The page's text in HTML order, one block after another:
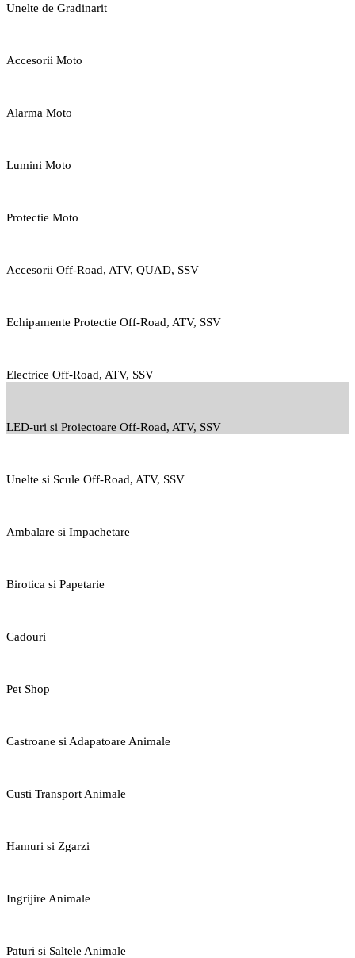
Unelte de Gradinarit
Accesorii Moto
Alarma Moto
Lumini Moto
Protectie Moto
Accesorii Off-Road, ATV, QUAD, SSV
Echipamente Protectie Off-Road, ATV, SSV
Electrice Off-Road, ATV, SSV
LED-uri si Proiectoare Off-Road, ATV, SSV
Unelte si Scule Off-Road, ATV, SSV
Ambalare si Impachetare
Birotica si Papetarie
Cadouri
Pet Shop
Castroane si Adapatoare Animale
Custi Transport Animale
Hamuri si Zgarzi
Ingrijire Animale
Paturi si Saltele Animale